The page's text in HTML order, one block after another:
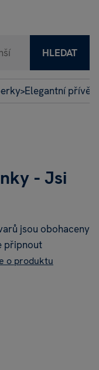
HLEDAT
>Elegantní
- Jsi
jsou obohaceny
připnout
o produktu